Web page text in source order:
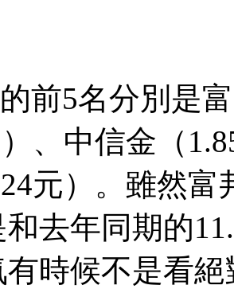
前5名分別是
）、中信金（
元）。雖然富
去年同期的
時候不是看